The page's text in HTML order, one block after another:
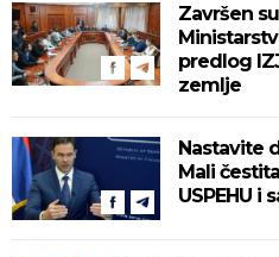
Završen
predlog
zemlje
Nastavite
Mali
USPEHU i